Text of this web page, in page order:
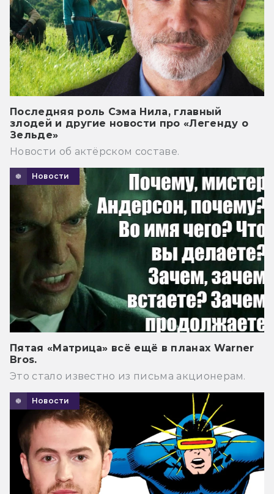
Последняя роль Сэма Нила, главный
злодей и другие новости про «Легенду о
Зельде»
Новости об актёрском составе.
Новости
Пятая «Матрица» всё ещё в планах Warner
Bros.
Это стало известно из письма акционерам.
Новости